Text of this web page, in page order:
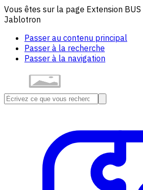
Vous êtes sur la page Extension BUS
Jablotron
Passer au contenu principal
Passer à la recherche
Passer à la navigation